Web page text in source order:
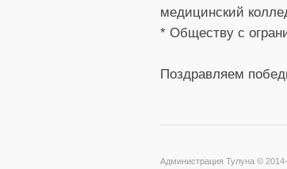
медицинский
* Обществу с
Поздравляем
Администрация Тулуна © 2014-